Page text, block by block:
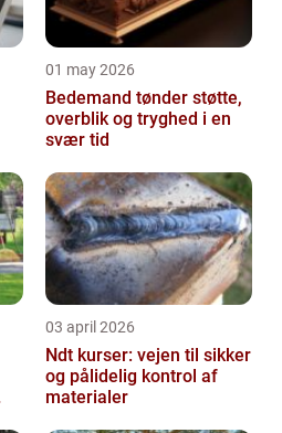
01 may 2026
Bedemand tønder støtte,
overblik og tryghed i en
svær tid
03 april 2026
Ndt kurser: vejen til sikker
og pålidelig kontrol af
materialer